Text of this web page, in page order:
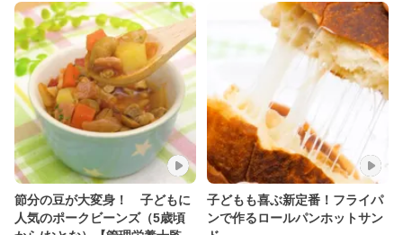
節分の豆が大変身！ 子どもに
人気のポークビーンズ（5歳頃
子どもも喜ぶ新定番！フライパ
ンで作るロールパンホットサン